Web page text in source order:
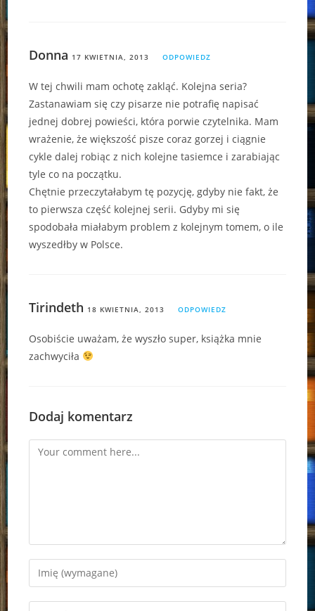
Donna 17 KWIETNIA, 2013 ODPOWIEDZ
W tej chwili mam ochotę zakląć. Kolejna seria?
Zastanawiam się czy pisarze nie potrafię napisać
jednej dobrej powieści, która porwie czytelnika. Mam
wrażenie, że większość pisze coraz gorzej i ciągnie
cykle dalej robiąc z nich kolejne tasiemce i zarabiając
tyle co na początku.
Chętnie przeczytałabym tę pozycję, gdyby nie fakt, że
to pierwsza część kolejnej serii. Gdyby mi się
spodobała miałabym problem z kolejnym tomem, o ile
wyszedłby w Polsce.
Tirindeth 18 KWIETNIA, 2013 ODPOWIEDZ
Osobiście uważam, że wyszło super, książka mnie
zachwyciła
Dodaj komentarz
Comment
Enter
your
name